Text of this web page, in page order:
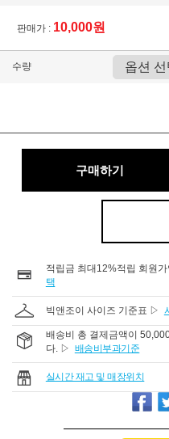
판매가 : 10,000원
수량
구매하기
적립금 최대12%적립 회원
택
빅앤조이 사이즈 기준표 ▷
배송비 총 결제금액이
다. ▷ 배송비부과기준
실시간 재고 및 매장위치